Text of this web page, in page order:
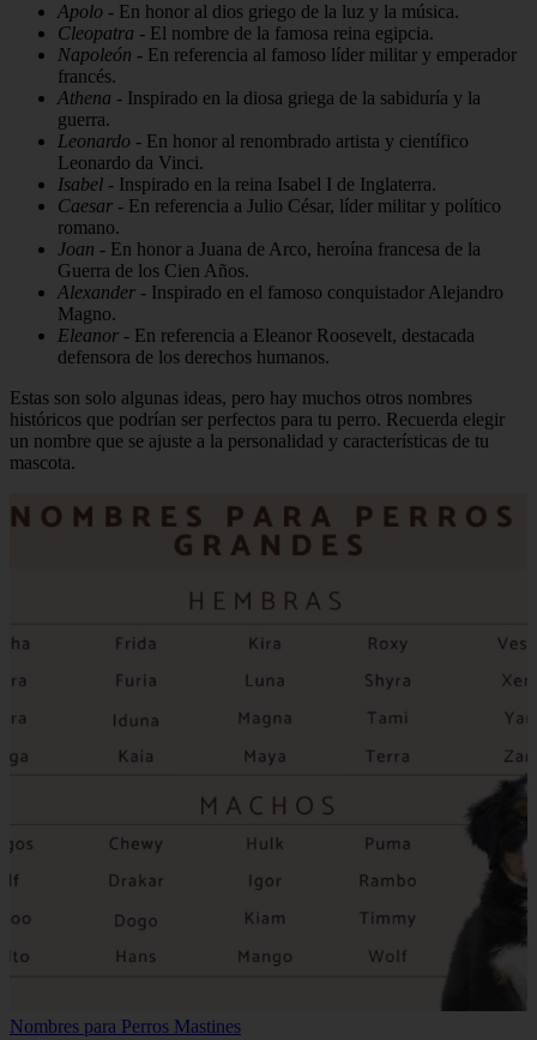
Apolo - En honor al dios griego de la luz y la música.
Cleopatra - El nombre de la famosa reina egipcia.
Napoleón - En referencia al famoso líder militar y emperador
francés.
Athena - Inspirado en la diosa griega de la sabiduría y la
guerra.
Leonardo - En honor al renombrado artista y científico
Leonardo da Vinci.
Isabel - Inspirado en la reina Isabel I de Inglaterra.
Caesar - En referencia a Julio César, líder militar y político
romano.
Joan - En honor a Juana de Arco, heroína francesa de la
Guerra de los Cien Años.
Alexander - Inspirado en el famoso conquistador Alejandro
Magno.
Eleanor - En referencia a Eleanor Roosevelt, destacada
defensora de los derechos humanos.
Estas son solo algunas ideas, pero hay muchos otros nombres
históricos que podrían ser perfectos para tu perro. Recuerda elegir
un nombre que se ajuste a la personalidad y características de tu
mascota.
Nombres para Perros Mastines